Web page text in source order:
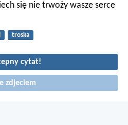
się nie trwoży wasze serce
troska
cytat!
zdjeciem